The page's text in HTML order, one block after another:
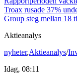
Troax rusade 37%
Group steg mellan 18
Aktieanalys
nyheter,Aktieanalys/
Idag, 08:11